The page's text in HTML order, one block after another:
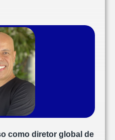
como diretor global de